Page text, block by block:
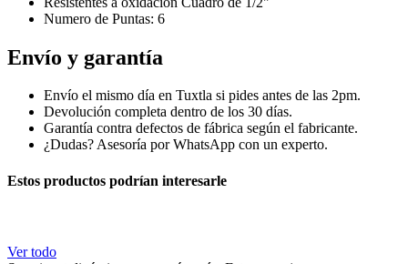
Numero de Puntas: 6
Envío y garantía
Envío el mismo día en Tuxtla si pides antes de las 2pm.
Devolución completa dentro de los 30 días.
Garantía contra defectos de fábrica según el fabricante.
¿Dudas? Asesoría por WhatsApp con un experto.
Estos productos podrían interesarle
Ver todo